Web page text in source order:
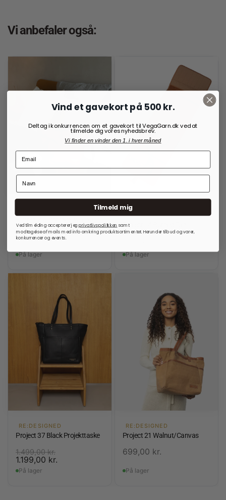
Vi anbefaler også:
999,00kr.
På lager
OPBEVARINGSLØSNINGER
TIL RUNDPINDE
Project 14 Burned Tan
På lager
RE:DESIGNED
Project 37 Black Projekttaske
1.499,00kr.
1.199,00 kr.
På lager
RE:DESIGNED
Project 21 Walnut/Canvas
699,00 kr.
På lager
Vind et gavekort på 500 kr.
Deltag i konkurrencen om et gavekort til VegaGarn.dk ved at
tilmelde dig vores nyhedsbrev.
Vi finder en vinder den 1. i hver måned
Tilmeld mig
Ved tilmelding accepterer jegprivatlivspolitkken samt
modtagelse af mails med info omkring produktsortimentet. Herunder tilbud og varer,
konkurrencer og events.